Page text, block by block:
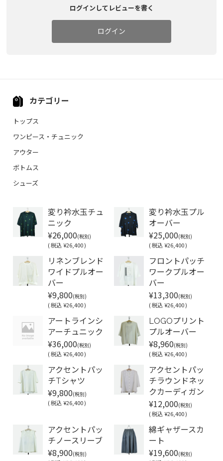
ログインしてレビューを書く
ログイン
カテゴリー
トップス
ワンピース・チュニック
アウター
ボトムス
シューズ
変り衿水玉チュ
ニック
¥26,000(税別)
(税込¥26,400 )
変り衿水玉プル
オーバー
¥25,000(税別)
(税込 ¥26,400 )
リネンブレンド
ワイドプルオー
バー
¥9,800(税別)
(税込¥26,400 )
フロントパッチ
ワークプルオー
バー
¥13,300(税別)
(税込 ¥26,400 )
アートラインシ
アーチュニック
¥36,000(税別)
(税込¥26,400 )
LOGOプリント
プルオーバー
¥8,960(税別)
(税込 ¥26,400 )
アクセントパッ
チTシャツ
¥9,800(税別)
(税込¥26,400 )
アクセントパッ
チラウンドネッ
クカーディガン
¥12,000(税別)
(税込 ¥26,400 )
アクセントパッ
チノースリーブ
¥8,900(税別)
綿ギャザースカ
ート
¥19,600(税別)